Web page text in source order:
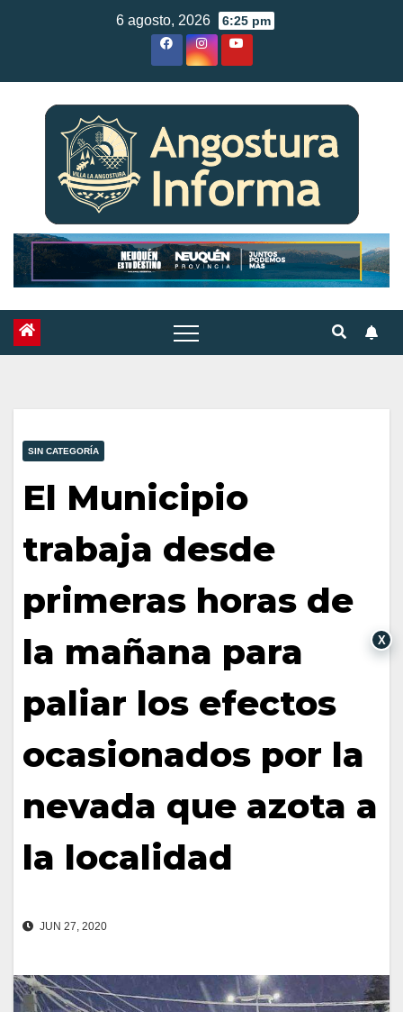
6 agosto, 2026 6:25 pm
SIN CATEGORÍA
El Municipio
trabaja desde
primeras horas de
la mañana para
paliar los efectos
ocasionados por la
nevada que azota a
la localidad
JUN 27, 2020
X